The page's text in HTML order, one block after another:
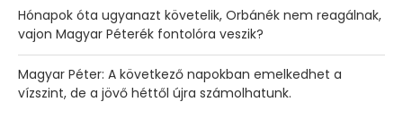
Hónapok óta ugyanazt követelik, Orbánék nem reagálnak,
vajon Magyar Péterék fontolóra veszik?
Magyar Péter: A következő napokban emelkedhet a
vízszint, de a jövő héttől újra számolhatunk.